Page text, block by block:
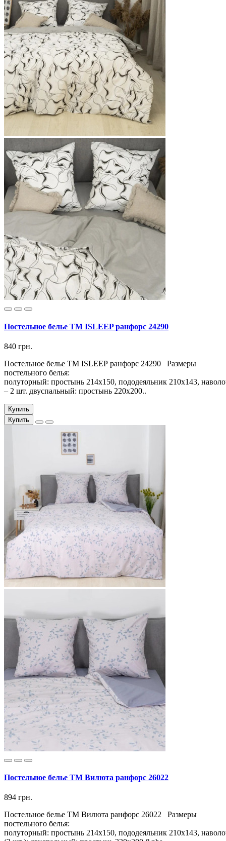
Постельное белье ТМ ISLEEP ранфорс 24290
840 грн.
Постельное белье ТМ ISLEEP ранфорс 24290 Размеры
постельного белья:
полуторный: простынь 214х150, пододеяльник 210х143,
– 2 шт. двуспальный: простынь 220х200..
Купить
Купить
Постельное белье ТМ Вилюта ранфорс 26022
894 грн.
Постельное белье ТМ Вилюта ранфорс 26022 Размеры
постельного белья:
полуторный: простынь 214х150, пододеяльник 210х143,